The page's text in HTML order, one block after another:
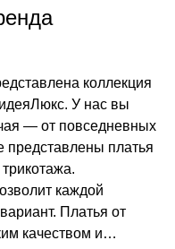
коллекция
У нас вы
— от повседневных
представлены платья
каждой
Платья от
качеством и